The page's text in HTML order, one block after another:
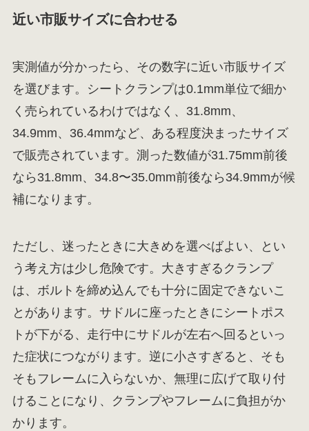
近い市販サイズに合わせる
実測値が分かったら、その数字に近い市販サイズ
を選びます。シートクランプは0.1mm単位で細か
く売られているわけではなく、31.8mm、
34.9mm、36.4mmなど、ある程度決まったサイズ
で販売されています。測った数値が31.75mm前後
なら31.8mm、34.8〜35.0mm前後なら34.9mmが候
補になります。
ただし、迷ったときに大きめを選べばよい、とい
う考え方は少し危険です。大きすぎるクランプ
は、ボルトを締め込んでも十分に固定できないこ
とがあります。サドルに座ったときにシートポス
トが下がる、走行中にサドルが左右へ回るといっ
た症状につながります。逆に小さすぎると、そも
そもフレームに入らないか、無理に広げて取り付
けることになり、クランプやフレームに負担がか
かります。